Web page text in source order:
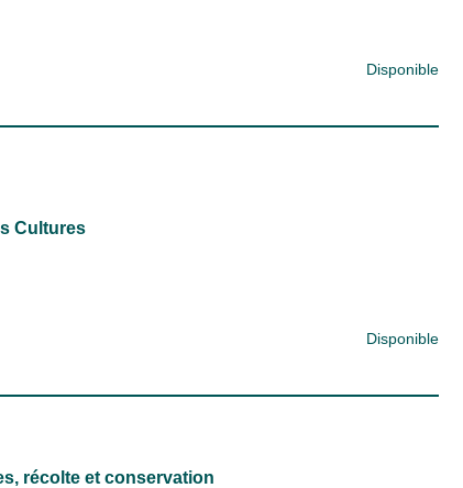
Disponible
Cultures
Disponible
récolte et conservation